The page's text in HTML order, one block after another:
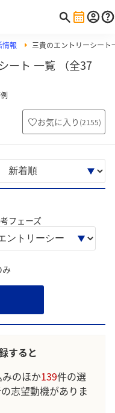
情報 三貴のエントリーシート
ート 一覧 （全37
お気に入り (2155)
フェーズ
み
すると
のほか139件の選
志望動機がありま